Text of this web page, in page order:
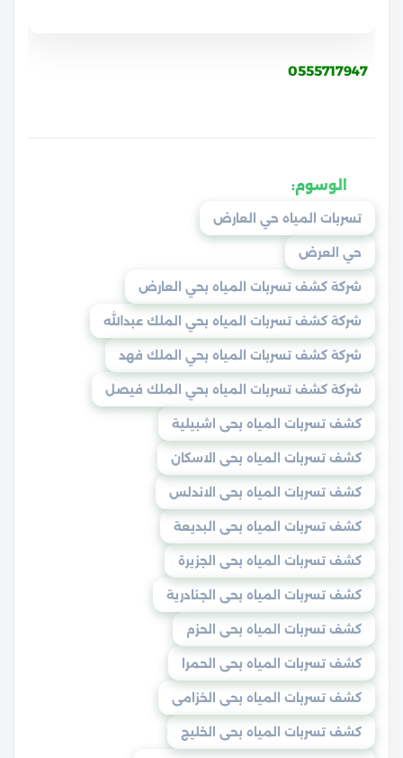
0555717947
الوسوم:
تسربات المياه حي العارض
حي العرض
شركة كشف تسربات المياه بحي العارض
شركة كشف تسربات المياه بحي الملك عبدالله
شركة كشف تسربات المياه بحي الملك فهد
شركة كشف تسربات المياه بحي الملك فيصل
كشف تسربات المياه بحى اشبيلية
كشف تسربات المياه بحى الاسكان
كشف تسربات المياه بحى الاندلس
كشف تسربات المياه بحى البديعة
كشف تسربات المياه بحى الجزيرة
كشف تسربات المياه بحى الجنادرية
كشف تسربات المياه بحى الحزم
كشف تسربات المياه بحى الحمرا
كشف تسربات المياه بحى الخزامى
كشف تسربات المياه بحى الخليج